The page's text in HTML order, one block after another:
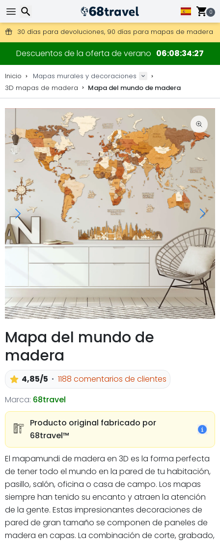
0
Envío DHL 1 día disponible.
30 días para devoluciones, 90 días para mapas de madera
Fabricante original de mapas y decoraciones.
Descuentos de la oferta de verano 06083426
Inicio
Mapas murales y decoraciones
3D mapas de madera
Mapa del mundo de madera
Mapa del mundo de
madera
4,85/5
1188 comentarios de clientes
Marca: 68travel
Producto original fabricado por
68travel™️
El mapamundi de madera en 3D es la forma perfecta
de tener todo el mundo en la pared de tu habitación,
pasillo, salón, oficina o casa de campo. Los mapas
siempre han tenido su encanto y atraen la atención
de la gente. Estas impresionantes decoraciones de
pared de gran tamaño se componen de paneles de
madera en capas. La combinación de corte, grabado,
Buscar
Buscar